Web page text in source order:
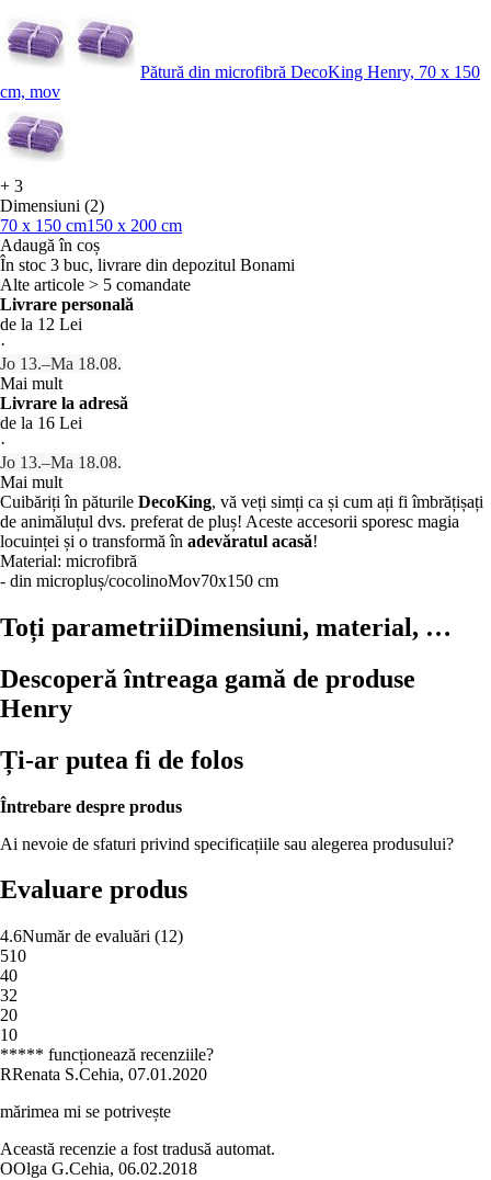
Pătură din microfibră DecoKing Henry, 70 x 150
cm, mov
+ 3
Dimensiuni (2)
70 x 150 cm150 x 200 cm
Adaugă în coș
În stoc 3 buc, livrare din depozitul Bonami
Alte articole > 5 comandate
Livrare personală
de la 12 Lei
·
Jo 13.–Ma 18.08.
Mai mult
Livrare la adresă
de la 16 Lei
·
Jo 13.–Ma 18.08.
Mai mult
Cuibăriți în păturile DecoKing, vă veți simți ca și cum ați fi îmbrățișați
de animăluțul dvs. preferat de pluș! Aceste accesorii sporesc magia
locuinței și o transformă în adevăratul acasă!
Material: microfibră
- din micropluș/cocolinoMov70x150 cm
Toți parametriiDimensiuni, material, …
Descoperă întreaga gamă de produse
Henry
Ți-ar putea fi de folos
Întrebare despre produs
Ai nevoie de sfaturi privind specificațiile sau alegerea produsului?
Evaluare produs
4.6Număr de evaluări (12)
510
40
32
20
10
***** funcționează recenziile?
RRenata S.Cehia, 07.01.2020
mărimea mi se potrivește
Această recenzie a fost tradusă automat.
OOlga G.Cehia, 06.02.2018